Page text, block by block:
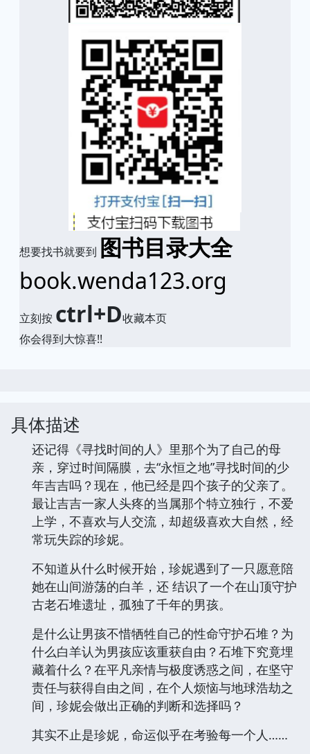
想要找书就要到 图书目录大全
book.wenda123.org
立刻按 ctrl+D收藏本页
你会得到大惊喜!!
具体描述
还记得《寻找时间的人》里那个为了自己的母
亲，穿过时间隔膜，去“永恒之地”寻找时间的少
年吉吉吗？现在，他已经是四个孩子的父亲了。
最让吉吉一家人头疼的当属那个特立独行，不爱
上学，不喜欢与人交流，却超级喜欢大自然，经
常玩失踪的珍妮。
不知道从什么时候开始，珍妮遇到了一只愿意陪
她在山间游荡的白羊，还 结识了一个在山顶守护
古老石堆遗址，孤独了千年的男孩。
是什么让男孩不惜牺牲自己的性命守护石堆？为
什么白羊认为男孩应该重获自由？石堆下究竟埋
藏着什么？在平凡亲情与极度诱惑之间，在坚守
责任与获得自由之间，在个人烦恼与地球浩劫之
间，珍妮会做出正确的判断和选择吗？
其实不止是珍妮，命运似乎在考验每一个人……